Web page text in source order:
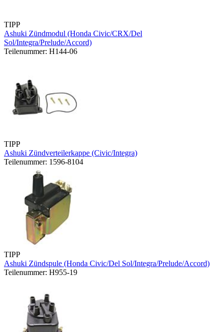
TIPP
Ashuki Zündmodul (Honda Civic/CRX/Del
Sol/Integra/Prelude/Accord)
Teilenummer: H144-06
TIPP
Ashuki Zündverteilerkappe (Civic/Integra)
Teilenummer: 1596-8104
TIPP
Ashuki Zündspule (Honda Civic/Del Sol/Integra/Prelude/Accord)
Teilenummer: H955-19